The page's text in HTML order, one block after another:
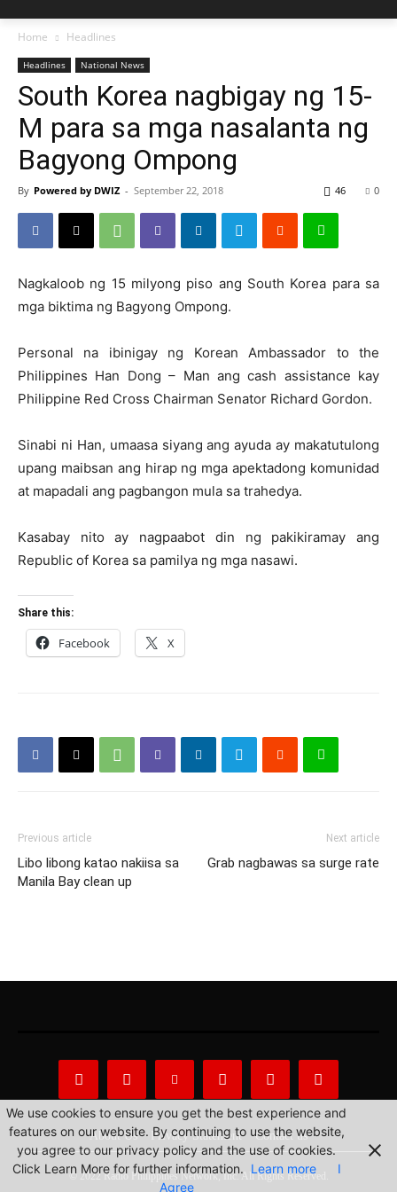
Home Headlines
Headlines National News
South Korea nagbigay ng 15-
M para sa mga nasalanta ng
Bagyong Ompong
By Powered by DWIZ - September 22, 2018 0
46
Nagkaloob ng 15 milyong piso ang South Korea para sa
mga biktima ng Bagyong Ompong.
Personal na ibinigay ng Korean Ambassador to the
Philippines Han Dong – Man ang cash assistance kay
Philippine Red Cross Chairman Senator Richard Gordon.
Sinabi ni Han, umaasa siyang ang ayuda ay makatutulong
upang maibsan ang hirap ng mga apektadong komunidad
at mapadali ang pagbangon mula sa trahedya.
Kasabay nito ay nagpaabot din ng pakikiramay ang
Republic of Korea sa pamilya ng mga nasawi.
Share this:
Facebook X
Previous article
Libo libong katao nakiisa sa
Manila Bay clean up
Next article
Grab nagbawas sa surge rate
About Us Privacy Statement Contact us
© 2022 Radio Philippines Network, Inc. All Rights Reserved.
We use cookies to ensure you get the best experience and
features on our website. By continuing to use the website,
you agree to our privacy policy and the use of cookies.
Click Learn More for further information. Learn more
I
Agree